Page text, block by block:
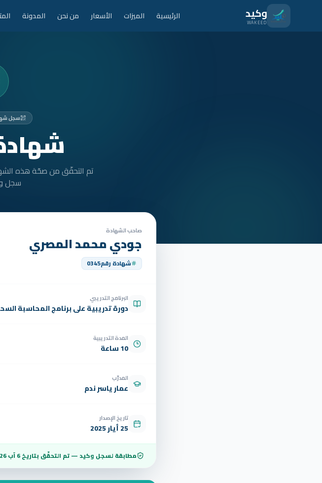
انتقل للمحتوى الرئيسيوكيد
WAKEED الرئيسية الميزات الأسعار من نحن المدونة
سجل
تم التحقّق من صحّة هذه
سجل
صاحب الشهادة
جودي محمد المصري
شهادة رقم0345
البرنامج التدريبي
دورة تدريبية على برنامج المحاسبة
المدة التدريبية
10 ساعة
المدرّب
عمار ياسر ندم
تاريخ الإصدار
25 أيار 2025
مطابقة لسجل وكيد — تم التحقّق بتاريخ6 آب 2026